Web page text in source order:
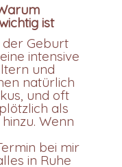
ist
Geburt
intensive
und
natürlich
und oft
als
Wenn
bei mir
in Ruhe